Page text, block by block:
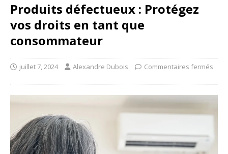
Produits défectueux : Protégez
vos droits en tant que
consommateur
juillet 7, 2024 Alexandre Dubois Commentaires fermés